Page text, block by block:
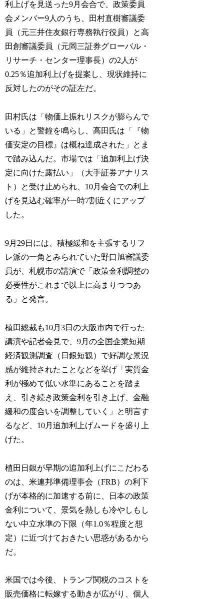
利上げを見送った9月会合で、政策委員
会メンバー9人のうち、田村直樹審議委
員（元三井住友銀行専務執行役員）と高
田創審議委員（元岡三証券グローバル・
リサーチ・センター理事長）の2人が
0.25％追加利上げを提案し、現状維持に
反対したのがその証左だ。
田村氏は「物価上振れリスクが膨らんで
いる」と警鐘を鳴らし、高田氏は「『物
価安定の目標』は概ね達成された」とま
で踏み込んだ。市場では「追加利上げ決
定に向けた露払い」（大手証券アナリス
ト）と受け止められ、10月会合での利上
げを見込む確率が一時7割近くにアップ
した。
9月29日には、積極緩和を主張するリフ
レ派の一角とみられていた野口旭審議委
員が、札幌市の講演で「政策金利調整の
必要性がこれまで以上に高まりつつあ
る」と発言。
植田総裁も10月3日の大阪市内で行った
講演や記者会見で、9月の全国企業短期
経済観測調査（日銀短観）で好調な景況
感が維持されたことなどを挙げ「実質金
利が極めて低い水準にあることを踏ま
え、引き続き政策金利を引き上げ、金融
緩和の度合いを調整していく」と明言す
るなど、10月追加利上げムードを盛り上
げた。
植田日銀が早期の追加利上げにこだわる
のは、米連邦準備理事会（FRB）の利下
げが本格的に加速する前に、日本の政策
金利について、景気を熱しも冷やしもし
ない中立水準の下限（年1.0％程度と想
定）に近づけておきたい思惑があるから
だ。
米国では今後、トランプ関税のコストを
販売価格に転嫁する動きが広がり、個人